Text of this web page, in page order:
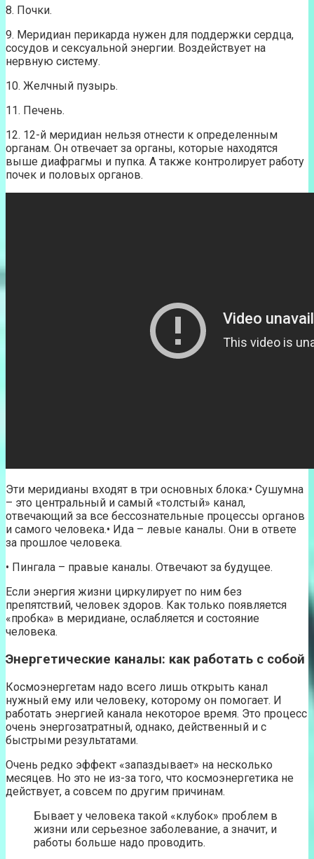
8. Почки.
9. Меридиан перикарда нужен для поддержки сердца,
сосудов и сексуальной энергии. Воздействует на
нервную систему.
10. Желчный пузырь.
11. Печень.
12. 12-й меридиан нельзя отнести к определенным
органам. Он отвечает за органы, которые находятся
выше диафрагмы и пупка. А также контролирует работу
почек и половых органов.
Эти меридианы входят в три основных блока:• Сушумна
– это центральный и самый «толстый» канал,
отвечающий за все бессознательные процессы органов
и самого человека.• Ида – левые каналы. Они в ответе
за прошлое человека.
• Пингала – правые каналы. Отвечают за будущее.
Если энергия жизни циркулирует по ним без
препятствий, человек здоров. Как только появляется
«пробка» в меридиане, ослабляется и состояние
человека.
Энергетические каналы: как работать с собой
Космоэнергетам надо всего лишь открыть канал
нужный ему или человеку, которому он помогает. И
работать энергией канала некоторое время. Это процесс
очень энергозатратный, однако, действенный и с
быстрыми результатами.
Очень редко эффект «запаздывает» на несколько
месяцев. Но это не из-за того, что космоэнергетика не
действует, а совсем по другим причинам.
Бывает у человека такой «клубок» проблем в
жизни или серьезное заболевание, а значит, и
работы больше надо проводить.